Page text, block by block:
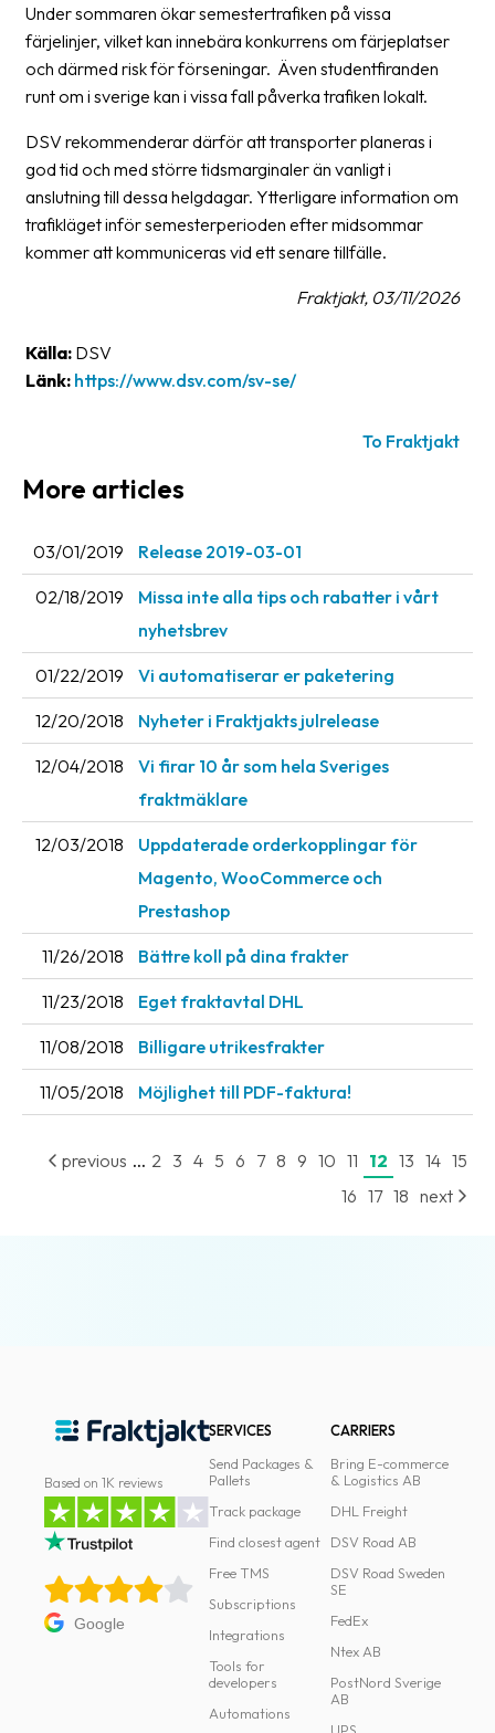
About
Fraktjakt
Media
Coworkers
Job
&
career
Contact
us
Terms
and
Privacy
dangerous
content
Under sommaren ökar semestertrafiken på vissa
färjelinjer, vilket kan innebära konkurrens om färjeplatser
och därmed risk för förseningar. Även studentfiranden
runt om i sverige kan i vissa fall påverka trafiken lokalt.
DSV rekommenderar därför att transporter planeras i
god tid och med större tidsmarginaler än vanligt i
anslutning till dessa helgdagar. Ytterligare information om
trafikläget inför semesterperioden efter midsommar
kommer att kommuniceras vid ett senare tillfälle.
Fraktjakt, 03/11/2026
Källa: DSV
Länk: https://www.dsv.com/sv-se/
To Fraktjakt
More articles
03/01/2019 Release 2019-03-01
02/18/2019
Missa inte alla tips och rabatter i vårt
nyhetsbrev
01/22/2019 Vi automatiserar er paketering
12/20/2018 Nyheter i Fraktjakts julrelease
12/04/2018
Vi firar 10 år som hela Sveriges
fraktmäklare
12/03/2018
Uppdaterade orderkopplingar för
Magento, WooCommerce och
Prestashop
11/26/2018 Bättre koll på dina frakter
11/23/2018 Eget fraktavtal DHL
11/08/2018 Billigare utrikesfrakter
11/05/2018 Möjlighet till PDF-faktura!
previous ... 2 3 4 5 6 7 8 9 10 11 12 13 14 15
16 17 18 next
Based on 1K reviews
Google
SERVICES
Send Packages &
Pallets
Track package
Find closest agent
Free TMS
Subscriptions
Integrations
Tools for
developers
Automations
CARRIERS
Bring E-commerce
& Logistics AB
DHL Freight
DSV Road AB
DSV Road Sweden
SE
FedEx
Ntex AB
PostNord Sverige
AB